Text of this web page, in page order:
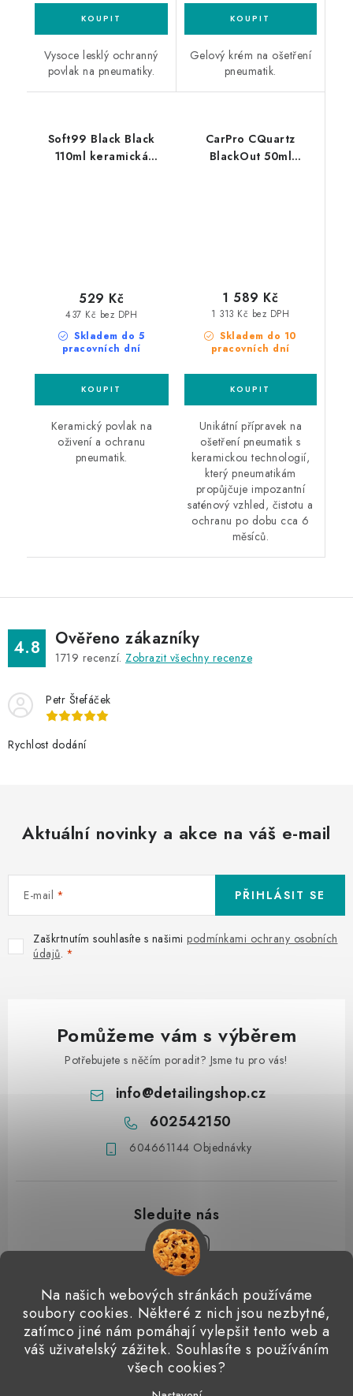
Na našich webových stránkách používáme
soubory cookies. Některé z nich jsou nezbytné,
zatímco jiné nám pomáhají vylepšit tento web a
váš uživatelský zážitek. Souhlasíte s používáním
všech cookies?
Vysoce lesklý ochranný
povlak na pneumatiky.
Gelový krém na ošetření
pneumatik.
Soft99 Black Black
110ml keramická
Skladem do 5
pracovních dní
437 Kč bez DPH
529 Kč
Keramický povlak na
oživení a ochranu
pneumatik.
CarPro CQuartz
BlackOut 50ml
Skladem do 10
pracovních dní
1 313 Kč bez DPH
1 589 Kč
Unikátní přípravek na
ošetření pneumatik s
keramickou technologií,
který pneumatikám
propůjčuje impozantní
saténový vzhled, čistotu a
ochranu po dobu cca 6
měsíců.
4.8 Ověřeno zákazníky
1719 recenzí. Zobrazit všechny recenze
Petr Štefáček
Rychlost dodání
Aktuální novinky a akce na váš e-mail
E-mail
Zaškrtnutím souhlasíte s našimi podmínkami ochrany osobních
údajů.
PŘIHLÁSIT SE
Pomůžeme vám s výběrem
Potřebujete s něčím poradit? Jsme tu pro vás!
info@detailingshop.cz
602542150
604661144 Objednávky
Přijímáme online platby
Detailingclub Dodo Juice Gyeon Quartz ValetPRO
Microfiber Madness